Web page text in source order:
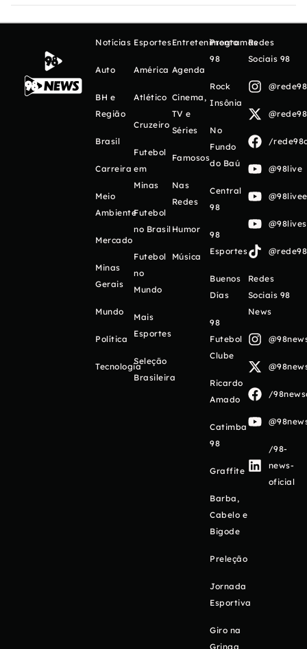
Notícias
Auto
BH e
Região
Brasil
Carreira
Meio
Ambiente
Mercado
Minas
Gerais
Mundo
Política
Tecnologia
Esportes
América
Atlético
Cruzeiro
Futebol
em
Minas
Futebol
no Brasil
Futebol
no
Mundo
Mais
Esportes
Seleção
Brasileira
Entretenimento
Agenda
Cinema,
TV e
Séries
Famosos
Nas
Redes
Humor
Música
Programas
98
Rock
Insônia
No
Fundo
do Baú
Central
98
98
Esportes
Buenos
Días
98
Futebol
Clube
Ricardo
Amado
Catimba
98
Graffite
Barba,
Cabelo e
Bigode
Preleção
Jornada
Esportiva
Giro na
Gringa
Redes
Sociais 98
/
@98live
Redes
Sociais 98
News
/
/98-
news-
oficial